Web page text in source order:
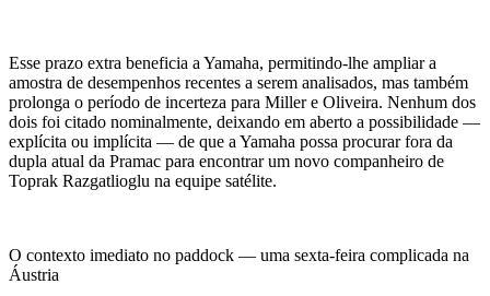
Esse prazo extra beneficia a Yamaha, permitindo-lhe ampliar a
amostra de desempenhos recentes a serem analisados, mas também
prolonga o período de incerteza para Miller e Oliveira. Nenhum dos
dois foi citado nominalmente, deixando em aberto a possibilidade —
explícita ou implícita — de que a Yamaha possa procurar fora da
dupla atual da Pramac para encontrar um novo companheiro de
Toprak Razgatlioglu na equipe satélite.
O contexto imediato no paddock — uma sexta-feira complicada na
Áustria